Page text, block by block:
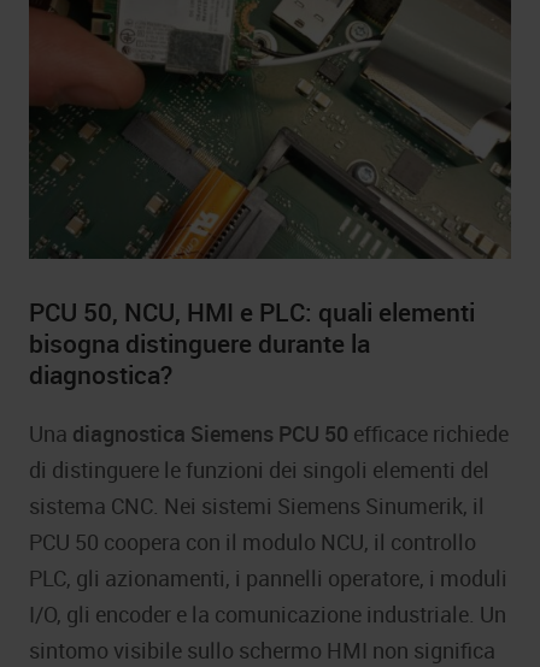
PCU 50, NCU, HMI e PLC: quali elementi
bisogna distinguere durante la
diagnostica?
Una diagnostica Siemens PCU 50 efficace richiede
di distinguere le funzioni dei singoli elementi del
sistema CNC. Nei sistemi Siemens Sinumerik, il
PCU 50 coopera con il modulo NCU, il controllo
PLC, gli azionamenti, i pannelli operatore, i moduli
I/O, gli encoder e la comunicazione industriale. Un
sintomo visibile sullo schermo HMI non significa